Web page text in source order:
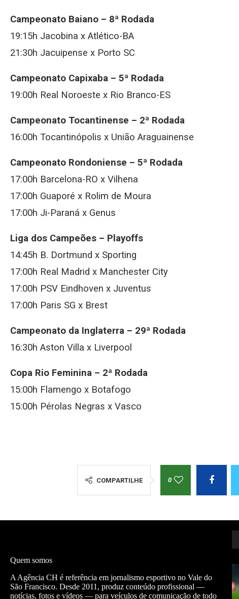
Campeonato Baiano – 8ª Rodada
19:15h Jacobina x Atlético-BA
21:30h Jacuipense x Porto SC
Campeonato Capixaba – 5ª Rodada
19:00h Real Noroeste x Rio Branco-ES
Campeonato Tocantinense – 2ª Rodada
16:00h Tocantinópolis x União Araguainense
Campeonato Rondoniense – 5ª Rodada
17:00h Barcelona-RO x Vilhena
17:00h Guaporé x Rolim de Moura
17:00h Ji-Paraná x Genus
Liga dos Campeões – Playoffs
14:45h B. Dortmund x Sporting
17:00h Real Madrid x Manchester City
17:00h PSV Eindhoven x Juventus
17:00h Paris SG x Brest
Campeonato da Inglaterra – 29ª Rodada
16:30h Aston Villa x Liverpool
Copa Rio Feminina – 2ª Rodada
15:00h Flamengo x Botafogo
15:00h Pérolas Negras x Vasco
COMPARTILHE 0
Quem somos
A Agência CH é referência em jornalismo esportivo no Vale do
São Francisco. Desde 2011, produz conteúdo profissional —
notícias, fotos e vídeos — para veículos de comunicação de todo